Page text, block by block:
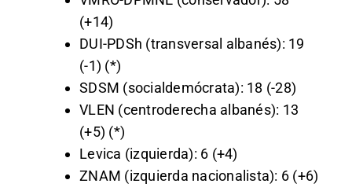
(+14)
DUI-PDSh (transversal albanés): 19
(-1) (*)
SDSM (socialdemócrata): 18 (-28)
VLEN (centroderecha albanés): 13
(+5) (*)
Levica (izquierda): 6 (+4)
ZNAM (izquierda nacionalista): 6 (+6)